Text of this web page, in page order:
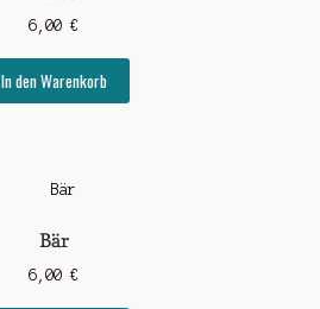
6,00 €
In den Warenkorb
Bär
6,00 €